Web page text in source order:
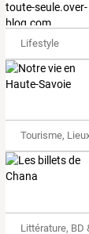
Lifestyle
Tourisme,
Littérature, BD